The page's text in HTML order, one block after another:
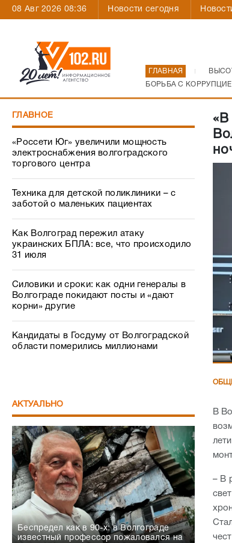
08 Авг 2026 08:36 Новости сегодня
ГЛАВНАЯ
БОРЬБА С
ГЛАВНОЕ
«Россети Юг» увеличили мощность
электроснабжения волгоградского
торгового центра
Техника для детской поликлиники – с
заботой о маленьких пациентах
Как Волгоград пережил атаку
украинских БПЛА: все, что происходило
31 июля
Силовики и сроки: как одни генералы в
Волгограде покидают посты и «дают
корни» другие
Кандидаты в Госдуму от Волгоградской
области померились миллионами
АКТУАЛЬНО
Беспредел как в 90-х: в Волгограде
известный профессор пожаловался на
«В
В
– В